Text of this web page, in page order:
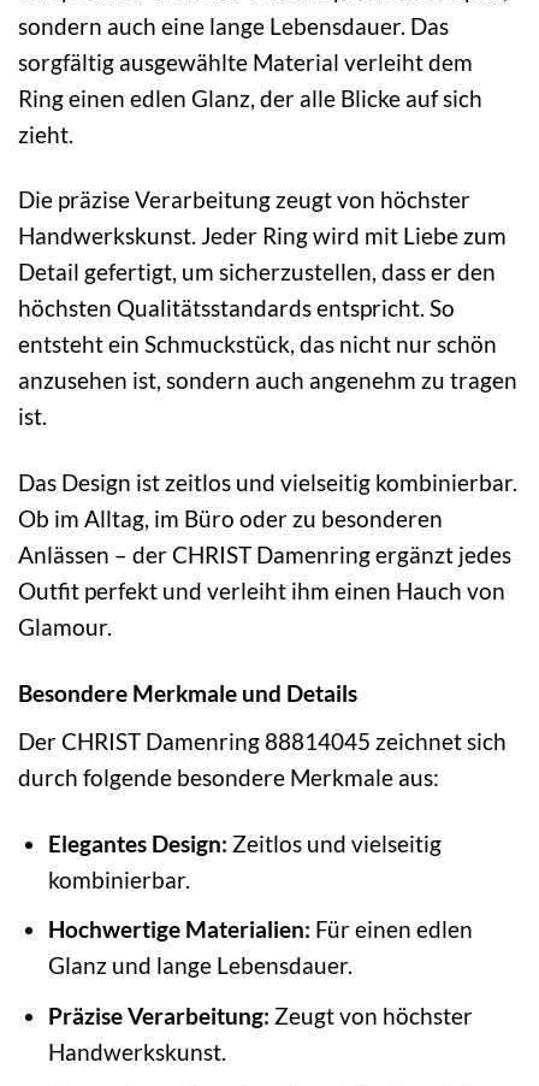
sondern auch eine lange Lebensdauer. Das
sorgfältig ausgewählte Material verleiht dem
Ring einen edlen Glanz, der alle Blicke auf sich
zieht.
Die präzise Verarbeitung zeugt von höchster
Handwerkskunst. Jeder Ring wird mit Liebe zum
Detail gefertigt, um sicherzustellen, dass er den
höchsten Qualitätsstandards entspricht. So
entsteht ein Schmuckstück, das nicht nur schön
anzusehen ist, sondern auch angenehm zu tragen
ist.
Das Design ist zeitlos und vielseitig kombinierbar.
Ob im Alltag, im Büro oder zu besonderen
Anlässen – der CHRIST Damenring ergänzt jedes
Outfit perfekt und verleiht ihm einen Hauch von
Glamour.
Besondere Merkmale und Details
Der CHRIST Damenring 88814045 zeichnet sich
durch folgende besondere Merkmale aus:
Elegantes Design: Zeitlos und vielseitig
kombinierbar.
Hochwertige Materialien: Für einen edlen
Glanz und lange Lebensdauer.
Präzise Verarbeitung: Zeugt von höchster
Handwerkskunst.